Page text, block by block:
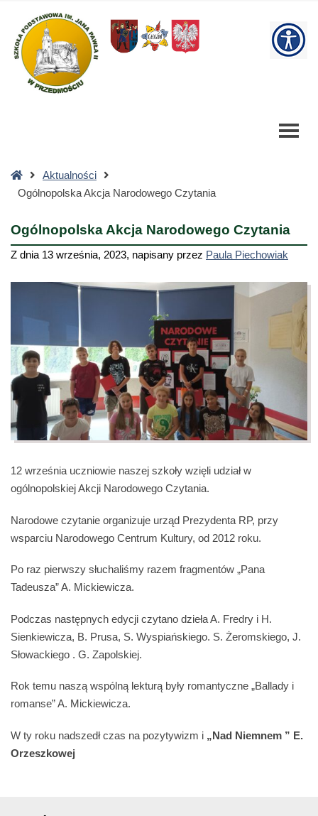
Akcja
Narodowego
Czytania
Strona
główna
Aktualności
Ogólnopolska Akcja Narodowego Czytania
Ogólnopolska Akcja Narodowego Czytania
Z dnia 13 września, 2023, napisany przez Paula Piechowiak
12 września uczniowie naszej szkoły wzięli udział w
ogólnopolskiej Akcji Narodowego Czytania.
Narodowe czytanie organizuje urząd Prezydenta RP, przy
wsparciu Narodowego Centrum Kultury, od 2012 roku.
Po raz pierwszy słuchaliśmy razem fragmentów „Pana
Tadeusza” A. Mickiewicza.
Podczas następnych edycji czytano dzieła A. Fredry i H.
Sienkiewicza, B. Prusa, S. Wyspiańskiego. S. Żeromskiego, J.
Słowackiego . G. Zapolskiej.
Rok temu naszą wspólną lekturą były romantyczne „Ballady i
romanse” A. Mickiewicza.
W ty roku nadszedł czas na pozytywizm i „Nad Niemnem ” E.
Orzeszkowej